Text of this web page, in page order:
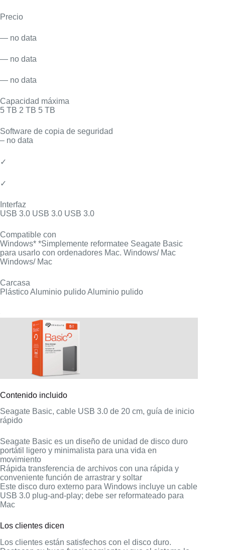
Precio
— no data
— no data
— no data
Capacidad máxima
5 TB 2 TB 5 TB
Software de copia de seguridad
– no data
✓
✓
Interfaz
USB 3.0 USB 3.0 USB 3.0
Compatible con
Windows* *Simplemente reformatee Seagate Basic
para usarlo con ordenadores Mac. Windows/ Mac
Windows/ Mac
Carcasa
Plástico Aluminio pulido Aluminio pulido
Contenido incluido
Seagate Basic, cable USB 3.0 de 20 cm, guía de inicio
rápido
Seagate Basic es un diseño de unidad de disco duro
portátil ligero y minimalista para una vida en
movimiento
Rápida transferencia de archivos con una rápida y
conveniente función de arrastrar y soltar
Este disco duro externo para Windows incluye un cable
USB 3.0 plug-and-play; debe ser reformateado para
Mac
Los clientes dicen
Los clientes están satisfechos con el disco duro.